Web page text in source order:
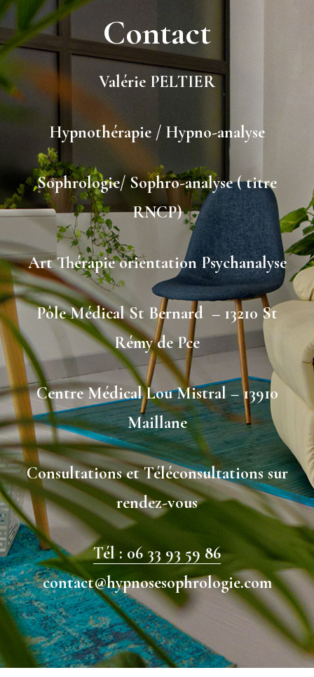
Contact
Valérie PELTIER
Hypnothérapie / Hypno-analyse
Sophrologie/ Sophro-analyse ( titre
RNCP)
Art Thérapie orientation Psychanalyse
Pôle Médical St Bernard – 13210 St
Rémy de Pce
Centre Médical Lou Mistral – 13910
Maillane
Consultations et Téléconsultations sur
rendez-vous
Tél : 06 33 93 59 86
contact@hypnosesophrologie.com